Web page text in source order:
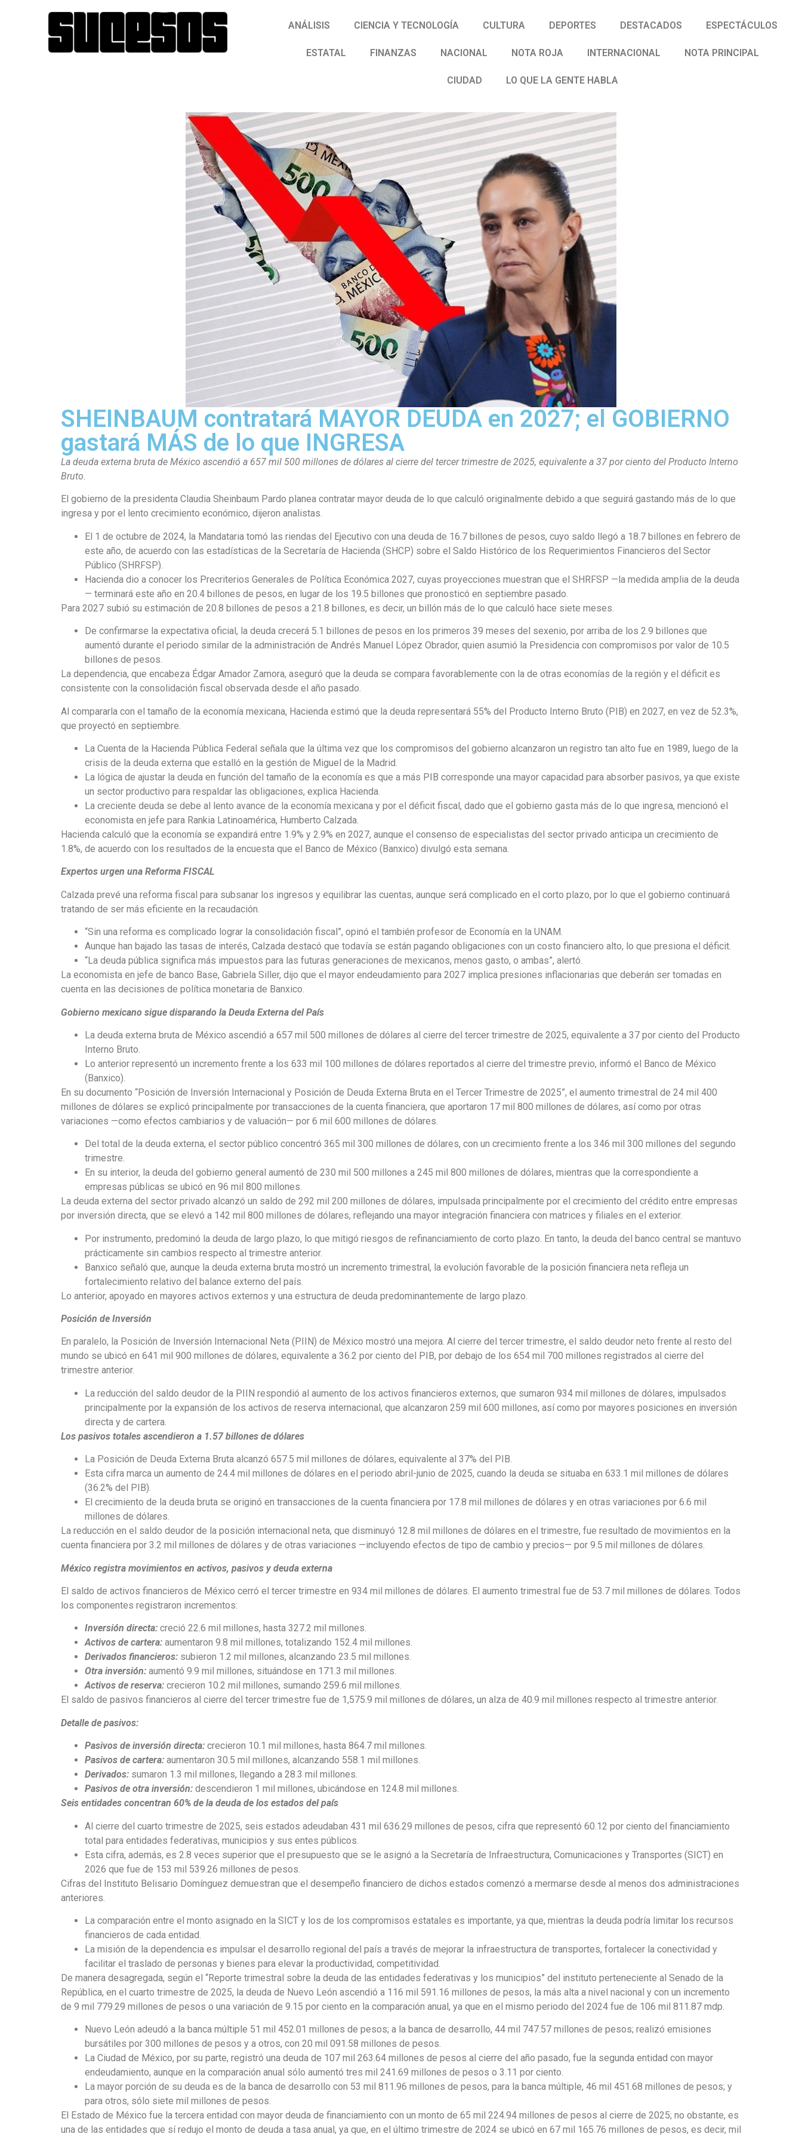
ANÁLISIS CIENCIA Y TECNOLOGÍA CULTURA DEPORTES DESTACADOS ESPECTÁCULOS
ESTATAL FINANZAS NACIONAL NOTA ROJA INTERNACIONAL NOTA PRINCIPAL
CIUDAD LO QUE LA GENTE HABLA
SHEINBAUM contratará MAYOR DEUDA en 2027; el GOBIERNO
gastará MÁS de lo que INGRESA
La deuda externa bruta de México ascendió a 657 mil 500 millones de dólares al cierre del tercer trimestre de 2025, equivalente a 37 por ciento del Producto Interno
Bruto.
El gobierno de la presidenta Claudia Sheinbaum Pardo planea contratar mayor deuda de lo que calculó originalmente debido a que seguirá gastando más de lo que
ingresa y por el lento crecimiento económico, dijeron analistas.
El 1 de octubre de 2024, la Mandataria tomó las riendas del Ejecutivo con una deuda de 16.7 billones de pesos, cuyo saldo llegó a 18.7 billones en febrero de
este año, de acuerdo con las estadísticas de la Secretaría de Hacienda (SHCP) sobre el Saldo Histórico de los Requerimientos Financieros del Sector
Público (SHRFSP).
Hacienda dio a conocer los Precriterios Generales de Política Económica 2027, cuyas proyecciones muestran que el SHRFSP —la medida amplia de la deuda
— terminará este año en 20.4 billones de pesos, en lugar de los 19.5 billones que pronosticó en septiembre pasado.
Para 2027 subió su estimación de 20.8 billones de pesos a 21.8 billones, es decir, un billón más de lo que calculó hace siete meses.
De confirmarse la expectativa oficial, la deuda crecerá 5.1 billones de pesos en los primeros 39 meses del sexenio, por arriba de los 2.9 billones que
aumentó durante el periodo similar de la administración de Andrés Manuel López Obrador, quien asumió la Presidencia con compromisos por valor de 10.5
billones de pesos.
La dependencia, que encabeza Édgar Amador Zamora, aseguró que la deuda se compara favorablemente con la de otras economías de la región y el déficit es
consistente con la consolidación fiscal observada desde el año pasado.
Al compararla con el tamaño de la economía mexicana, Hacienda estimó que la deuda representará 55% del Producto Interno Bruto (PIB) en 2027, en vez de 52.3%,
que proyectó en septiembre.
La Cuenta de la Hacienda Pública Federal señala que la última vez que los compromisos del gobierno alcanzaron un registro tan alto fue en 1989, luego de la
crisis de la deuda externa que estalló en la gestión de Miguel de la Madrid.
La lógica de ajustar la deuda en función del tamaño de la economía es que a más PIB corresponde una mayor capacidad para absorber pasivos, ya que existe
un sector productivo para respaldar las obligaciones, explica Hacienda.
La creciente deuda se debe al lento avance de la economía mexicana y por el déficit fiscal, dado que el gobierno gasta más de lo que ingresa, mencionó el
economista en jefe para Rankia Latinoamérica, Humberto Calzada.
Hacienda calculó que la economía se expandirá entre 1.9% y 2.9% en 2027, aunque el consenso de especialistas del sector privado anticipa un crecimiento de
1.8%, de acuerdo con los resultados de la encuesta que el Banco de México (Banxico) divulgó esta semana.
Expertos urgen una Reforma FISCAL
Calzada prevé una reforma fiscal para subsanar los ingresos y equilibrar las cuentas, aunque será complicado en el corto plazo, por lo que el gobierno continuará
tratando de ser más eficiente en la recaudación.
“Sin una reforma es complicado lograr la consolidación fiscal”, opinó el también profesor de Economía en la UNAM.
Aunque han bajado las tasas de interés, Calzada destacó que todavía se están pagando obligaciones con un costo financiero alto, lo que presiona el déficit.
“La deuda pública significa más impuestos para las futuras generaciones de mexicanos, menos gasto, o ambas”, alertó.
La economista en jefe de banco Base, Gabriela Siller, dijo que el mayor endeudamiento para 2027 implica presiones inflacionarias que deberán ser tomadas en
cuenta en las decisiones de política monetaria de Banxico.
Gobierno mexicano sigue disparando la Deuda Externa del País
La deuda externa bruta de México ascendió a 657 mil 500 millones de dólares al cierre del tercer trimestre de 2025, equivalente a 37 por ciento del Producto
Interno Bruto.
Lo anterior representó un incremento frente a los 633 mil 100 millones de dólares reportados al cierre del trimestre previo, informó el Banco de México
(Banxico).
En su documento “Posición de Inversión Internacional y Posición de Deuda Externa Bruta en el Tercer Trimestre de 2025”, el aumento trimestral de 24 mil 400
millones de dólares se explicó principalmente por transacciones de la cuenta financiera, que aportaron 17 mil 800 millones de dólares, así como por otras
variaciones —como efectos cambiarios y de valuación— por 6 mil 600 millones de dólares.
Del total de la deuda externa, el sector público concentró 365 mil 300 millones de dólares, con un crecimiento frente a los 346 mil 300 millones del segundo
trimestre.
En su interior, la deuda del gobierno general aumentó de 230 mil 500 millones a 245 mil 800 millones de dólares, mientras que la correspondiente a
empresas públicas se ubicó en 96 mil 800 millones.
La deuda externa del sector privado alcanzó un saldo de 292 mil 200 millones de dólares, impulsada principalmente por el crecimiento del crédito entre empresas
por inversión directa, que se elevó a 142 mil 800 millones de dólares, reflejando una mayor integración financiera con matrices y filiales en el exterior.
Por instrumento, predominó la deuda de largo plazo, lo que mitigó riesgos de refinanciamiento de corto plazo. En tanto, la deuda del banco central se mantuvo
prácticamente sin cambios respecto al trimestre anterior.
Banxico señaló que, aunque la deuda externa bruta mostró un incremento trimestral, la evolución favorable de la posición financiera neta refleja un
fortalecimiento relativo del balance externo del país.
Lo anterior, apoyado en mayores activos externos y una estructura de deuda predominantemente de largo plazo.
Posición de Inversión
En paralelo, la Posición de Inversión Internacional Neta (PIIN) de México mostró una mejora. Al cierre del tercer trimestre, el saldo deudor neto frente al resto del
mundo se ubicó en 641 mil 900 millones de dólares, equivalente a 36.2 por ciento del PIB, por debajo de los 654 mil 700 millones registrados al cierre del
trimestre anterior.
La reducción del saldo deudor de la PIIN respondió al aumento de los activos financieros externos, que sumaron 934 mil millones de dólares, impulsados
principalmente por la expansión de los activos de reserva internacional, que alcanzaron 259 mil 600 millones, así como por mayores posiciones en inversión
directa y de cartera.
Los pasivos totales ascendieron a 1.57 billones de dólares
La Posición de Deuda Externa Bruta alcanzó 657.5 mil millones de dólares, equivalente al 37% del PIB.
Esta cifra marca un aumento de 24.4 mil millones de dólares en el periodo abril-junio de 2025, cuando la deuda se situaba en 633.1 mil millones de dólares
(36.2% del PIB).
El crecimiento de la deuda bruta se originó en transacciones de la cuenta financiera por 17.8 mil millones de dólares y en otras variaciones por 6.6 mil
millones de dólares.
La reducción en el saldo deudor de la posición internacional neta, que disminuyó 12.8 mil millones de dólares en el trimestre, fue resultado de movimientos en la
cuenta financiera por 3.2 mil millones de dólares y de otras variaciones —incluyendo efectos de tipo de cambio y precios— por 9.5 mil millones de dólares.
México registra movimientos en activos, pasivos y deuda externa
El saldo de activos financieros de México cerró el tercer trimestre en 934 mil millones de dólares. El aumento trimestral fue de 53.7 mil millones de dólares. Todos
los componentes registraron incrementos:
Inversión directa: creció 22.6 mil millones, hasta 327.2 mil millones.
Activos de cartera: aumentaron 9.8 mil millones, totalizando 152.4 mil millones.
Derivados financieros: subieron 1.2 mil millones, alcanzando 23.5 mil millones.
Otra inversión: aumentó 9.9 mil millones, situándose en 171.3 mil millones.
Activos de reserva: crecieron 10.2 mil millones, sumando 259.6 mil millones.
El saldo de pasivos financieros al cierre del tercer trimestre fue de 1,575.9 mil millones de dólares, un alza de 40.9 mil millones respecto al trimestre anterior.
Detalle de pasivos:
Pasivos de inversión directa: crecieron 10.1 mil millones, hasta 864.7 mil millones.
Pasivos de cartera: aumentaron 30.5 mil millones, alcanzando 558.1 mil millones.
Derivados: sumaron 1.3 mil millones, llegando a 28.3 mil millones.
Pasivos de otra inversión: descendieron 1 mil millones, ubicándose en 124.8 mil millones.
Seis entidades concentran 60% de la deuda de los estados del país
Al cierre del cuarto trimestre de 2025, seis estados adeudaban 431 mil 636.29 millones de pesos, cifra que representó 60.12 por ciento del financiamiento
total para entidades federativas, municipios y sus entes públicos.
Esta cifra, además, es 2.8 veces superior que el presupuesto que se le asignó a la Secretaría de Infraestructura, Comunicaciones y Transportes (SICT) en
2026 que fue de 153 mil 539.26 millones de pesos.
Cifras del Instituto Belisario Domínguez demuestran que el desempeño financiero de dichos estados comenzó a mermarse desde al menos dos administraciones
anteriores.
La comparación entre el monto asignado en la SICT y los de los compromisos estatales es importante, ya que, mientras la deuda podría limitar los recursos
financieros de cada entidad.
La misión de la dependencia es impulsar el desarrollo regional del país a través de mejorar la infraestructura de transportes, fortalecer la conectividad y
facilitar el traslado de personas y bienes para elevar la productividad, competitividad.
De manera desagregada, según el “Reporte trimestral sobre la deuda de las entidades federativas y los municipios” del instituto perteneciente al Senado de la
República, en el cuarto trimestre de 2025, la deuda de Nuevo León ascendió a 116 mil 591.16 millones de pesos, la más alta a nivel nacional y con un incremento
de 9 mil 779.29 millones de pesos o una variación de 9.15 por ciento en la comparación anual, ya que en el mismo periodo del 2024 fue de 106 mil 811.87 mdp.
Nuevo León adeudó a la banca múltiple 51 mil 452.01 millones de pesos; a la banca de desarrollo, 44 mil 747.57 millones de pesos; realizó emisiones
bursátiles por 300 millones de pesos y a otros, con 20 mil 091.58 millones de pesos.
La Ciudad de México, por su parte, registró una deuda de 107 mil 263.64 millones de pesos al cierre del año pasado, fue la segunda entidad con mayor
endeudamiento, aunque en la comparación anual sólo aumentó tres mil 241.69 millones de pesos o 3.11 por ciento.
La mayor porción de su deuda es de la banca de desarrollo con 53 mil 811.96 millones de pesos, para la banca múltiple, 46 mil 451.68 millones de pesos; y
para otros, sólo siete mil millones de pesos.
El Estado de México fue la tercera entidad con mayor deuda de financiamiento con un monto de 65 mil 224.94 millones de pesos al cierre de 2025; no obstante, es
una de las entidades que sí redujo el monto de deuda a tasa anual, ya que, en el último trimestre de 2024 se ubicó en 67 mil 165.76 millones de pesos, es decir, mil